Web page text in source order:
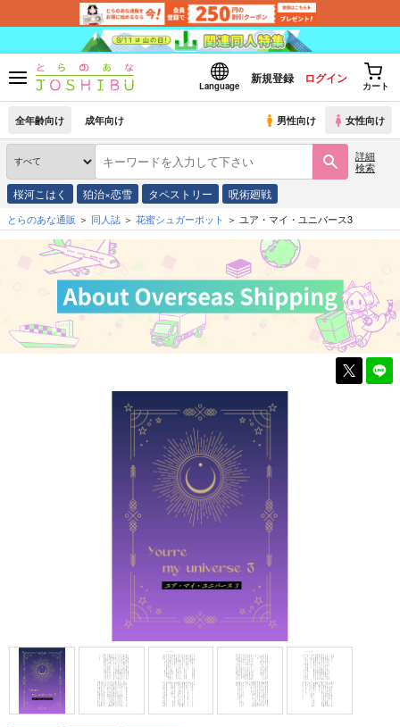
Language
新規登録 ログイン
カート
全年齢向け 成年向け 男性向け 女性向け
詳細
検索
桜河こはく 狛治×恋雪 タペストリー 呪術廻戦
とらのあな通販 同人誌 花蜜シュガーポット ユア・マイ・ユニバース3